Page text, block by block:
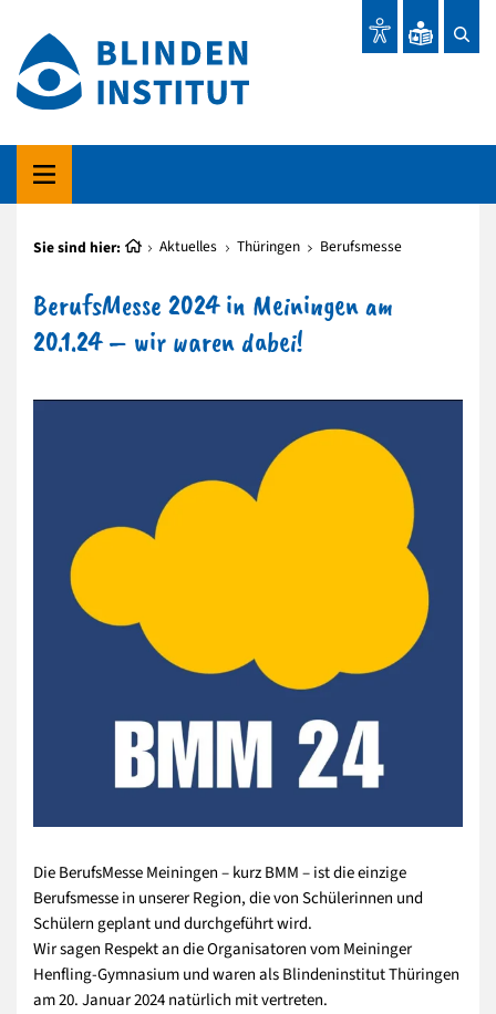
Sie sind hier: Aktuelles Thüringen Berufsmesse
BerufsMesse 2024 in Meiningen am
20.1.24 – wir waren dabei!
Die BerufsMesse Meiningen – kurz BMM – ist die einzige
Berufsmesse in unserer Region, die von Schülerinnen und
Schülern geplant und durchgeführt wird.
Wir sagen Respekt an die Organisatoren vom Meininger
Henfling-Gymnasium und waren als Blindeninstitut Thüringen
am 20. Januar 2024 natürlich mit vertreten.